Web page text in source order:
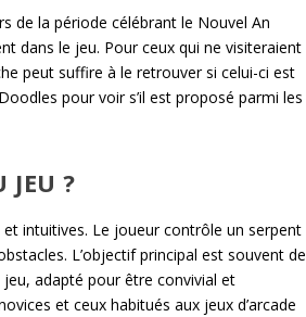
de la période célébrant le Nouvel An
dans le jeu. Pour ceux qui ne visiteraient
peut suffire à le retrouver si celui-ci est
pour voir s’il est proposé parmi les
JEU ?
intuitives. Le joueur contrôle un serpent
L’objectif principal est souvent de
jeu, adapté pour être convivial et
et ceux habitués aux jeux d’arcade